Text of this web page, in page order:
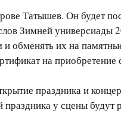
Татышев. Он будет
Зимней универсиады
обменять их на
на
праздника и
у сцены будут